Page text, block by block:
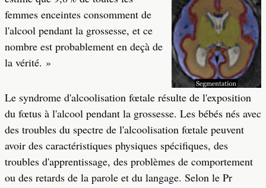
femmes enceintes consomment de
l'alcool pendant la grossesse, et ce
nombre est probablement en deçà de
la vérité. »
Le syndrome d'alcoolisation fœtale résulte de l'exposition
du fœtus à l'alcool pendant la grossesse. Les bébés nés avec
des troubles du spectre de l'alcoolisation fœtale peuvent
avoir des caractéristiques physiques spécifiques, des
troubles d'apprentissage, des problèmes de comportement
ou des retards de la parole et du langage. Selon le Pr